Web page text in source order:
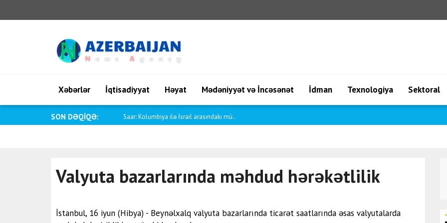
Xəbərlər İqtisadiyyat Həyat Mədəniyyət və İncəsənət İdman Texnologiya Sektoral
SON DƏQİQƏ: Valyuta bazarlarında mənfi dinamika
Valyuta bazarlarında məhdud hərəkətlilik
İstanbul, 16 iyun (Hibya) - Beynəlxalq valyuta bazarlarında ticarət saatlarında əsas valyutalarda